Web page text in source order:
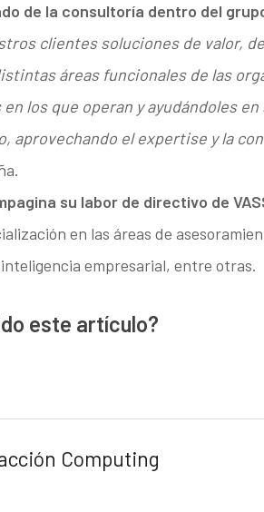
de la consultoría dentro del
clientes soluciones de valor,
áreas funcionales de las
los que operan y ayudándoles
aprovechando el expertise y la
su labor de directivo de
en las áreas de
empresarial, entre otras.
este artículo?
Computing